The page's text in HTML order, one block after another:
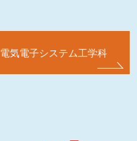
電気電子システム工学科